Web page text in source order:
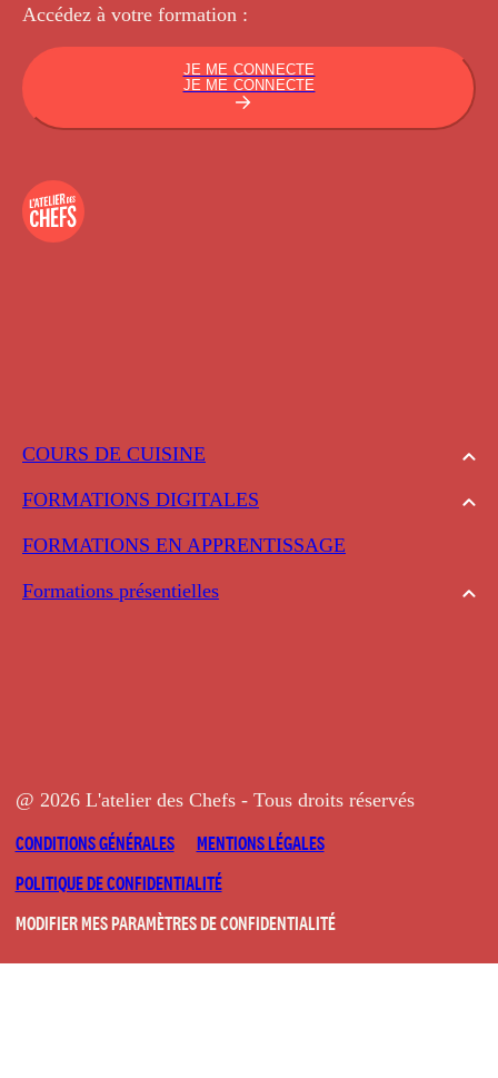
COURS DE CUISINE
FORMATIONS DIGITALES
FORMATIONS EN APPRENTISSAGE
Formations présentielles
Accédez à votre formation :
JE ME CONNECTE
JE ME CONNECTE
@ 2026 L'atelier des Chefs - Tous droits réservés
CONDITIONS GÉNÉRALES
MENTIONS LÉGALES
POLITIQUE DE CONFIDENTIALITÉ
MODIFIER MES PARAMÈTRES DE CONFIDENTIALITÉ